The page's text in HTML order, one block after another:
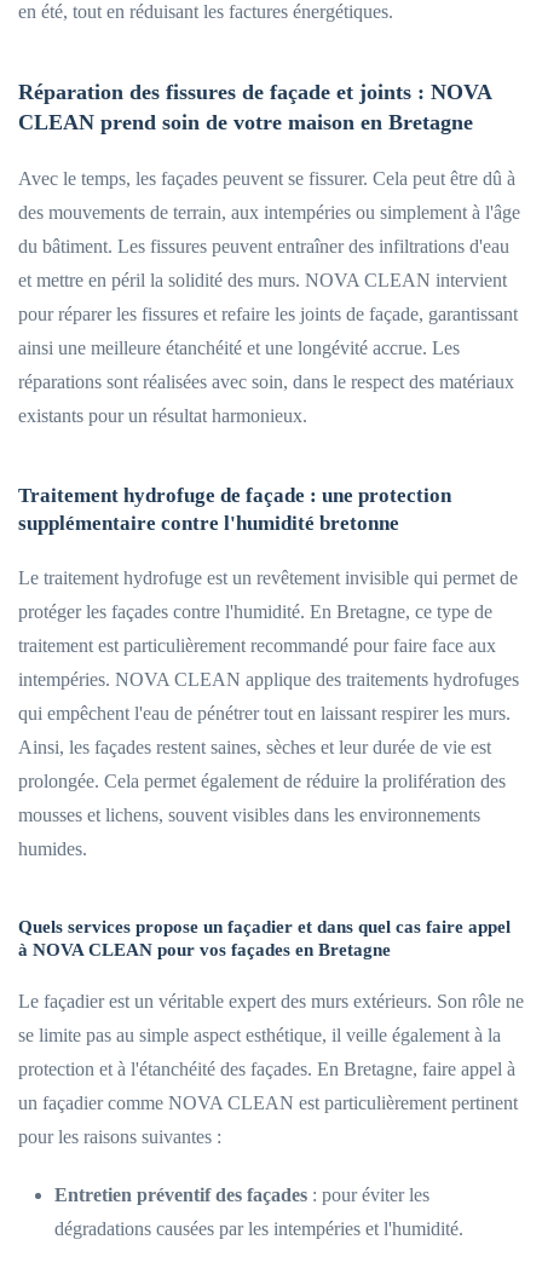
en été, tout en réduisant les factures énergétiques.
Réparation des fissures de façade et joints : NOVA
CLEAN prend soin de votre maison en Bretagne
Avec le temps, les façades peuvent se fissurer. Cela peut être dû à
des mouvements de terrain, aux intempéries ou simplement à l'âge
du bâtiment. Les fissures peuvent entraîner des infiltrations d'eau
et mettre en péril la solidité des murs. NOVA CLEAN intervient
pour réparer les fissures et refaire les joints de façade, garantissant
ainsi une meilleure étanchéité et une longévité accrue. Les
réparations sont réalisées avec soin, dans le respect des matériaux
existants pour un résultat harmonieux.
Traitement hydrofuge de façade : une protection
supplémentaire contre l'humidité bretonne
Le traitement hydrofuge est un revêtement invisible qui permet de
protéger les façades contre l'humidité. En Bretagne, ce type de
traitement est particulièrement recommandé pour faire face aux
intempéries. NOVA CLEAN applique des traitements hydrofuges
qui empêchent l'eau de pénétrer tout en laissant respirer les murs.
Ainsi, les façades restent saines, sèches et leur durée de vie est
prolongée. Cela permet également de réduire la prolifération des
mousses et lichens, souvent visibles dans les environnements
humides.
Quels services propose un façadier et dans quel cas faire appel
à NOVA CLEAN pour vos façades en Bretagne
Le façadier est un véritable expert des murs extérieurs. Son rôle ne
se limite pas au simple aspect esthétique, il veille également à la
protection et à l'étanchéité des façades. En Bretagne, faire appel à
un façadier comme NOVA CLEAN est particulièrement pertinent
pour les raisons suivantes :
Entretien préventif des façades : pour éviter les
dégradations causées par les intempéries et l'humidité.